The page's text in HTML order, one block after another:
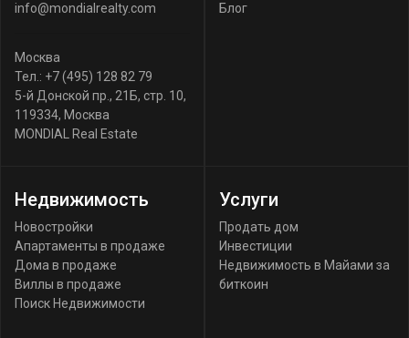
info@mondialrealty.com
Москва
Тел.: +7 (495) 128 82 79
5-й Донской пр., 21Б, стр. 10,
119334, Москва
MONDIAL Real Estate
Блог
Недвижимость
Новостройки
Апартаменты в продаже
Дома в продаже
Виллы в продаже
Поиск Недвижимости
Услуги
Продать дом
Инвестиции
Недвижимость в Майами за
биткоин